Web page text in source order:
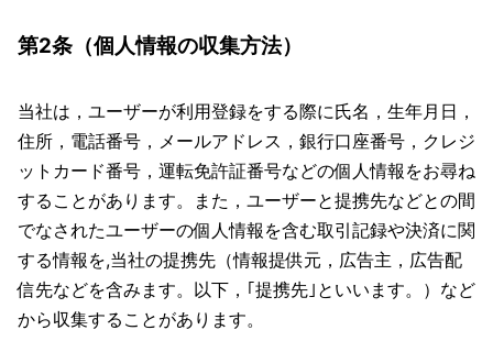
第2条（個人情報の収集方法）
当社は，ユーザーが利用登録をする際に氏名，生年月日，
住所，電話番号，メールアドレス，銀行口座番号，クレジ
ットカード番号，運転免許証番号などの個人情報をお尋ね
することがあります。また，ユーザーと提携先などとの間
でなされたユーザーの個人情報を含む取引記録や決済に関
する情報を,当社の提携先（情報提供元，広告主，広告配
信先などを含みます。以下，｢提携先｣といいます。）など
から収集することがあります。